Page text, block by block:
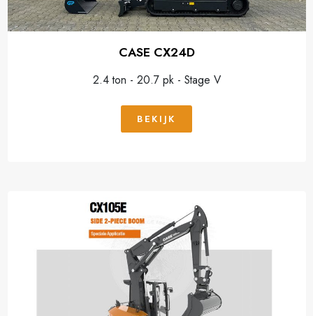
CASE CX24D
2.4 ton - 20.7 pk - Stage V
BEKIJK